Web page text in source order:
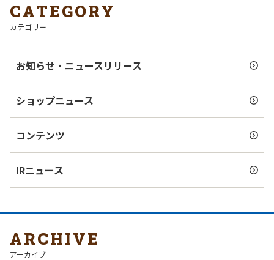
CATEGORY
カテゴリー
お知らせ・ニュースリリース
ショップニュース
コンテンツ
IRニュース
ARCHIVE
アーカイブ